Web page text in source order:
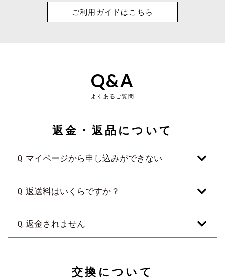
ご利用ガイドはこちら
Q&A
よくあるご質問
返金・返品について
Q. マイページから申し込みができない
Q. 返送料はいくらですか？
Q. 返金されません
交換について